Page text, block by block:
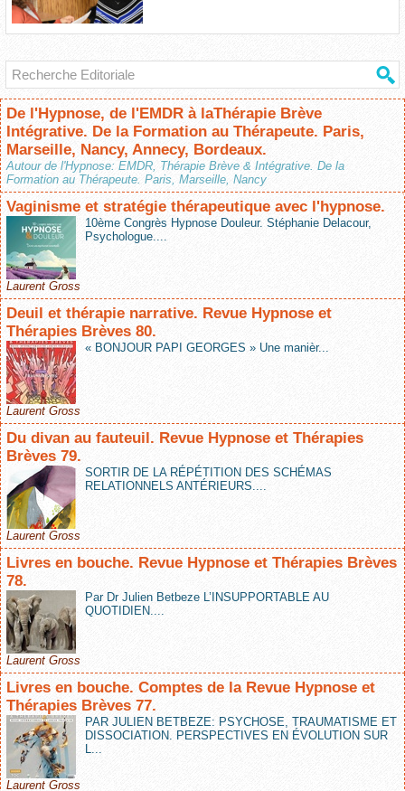
De l'Hypnose, de l'EMDR à laThérapie Brève
Intégrative. De la Formation au Thérapeute. Paris,
Marseille, Nancy, Annecy, Bordeaux.
Autour de l'Hypnose: EMDR, Thérapie Brève & Intégrative. De la
Formation au Thérapeute. Paris, Marseille, Nancy
Vaginisme et stratégie thérapeutique avec l'hypnose.
10ème Congrès Hypnose Douleur. Stéphanie Delacour,
Psychologue....
Laurent Gross
Deuil et thérapie narrative. Revue Hypnose et
Thérapies Brèves 80.
« BONJOUR PAPI GEORGES » Une manièr...
Laurent Gross
Du divan au fauteuil. Revue Hypnose et Thérapies
Brèves 79.
SORTIR DE LA RÉPÉTITION DES SCHÉMAS
RELATIONNELS ANTÉRIEURS....
Laurent Gross
Livres en bouche. Revue Hypnose et Thérapies Brèves
78.
Par Dr Julien Betbeze L’INSUPPORTABLE AU
QUOTIDIEN....
Laurent Gross
Livres en bouche. Comptes de la Revue Hypnose et
Thérapies Brèves 77.
PAR JULIEN BETBEZE: PSYCHOSE, TRAUMATISME ET
DISSOCIATION. PERSPECTIVES EN ÉVOLUTION SUR
L...
Laurent Gross